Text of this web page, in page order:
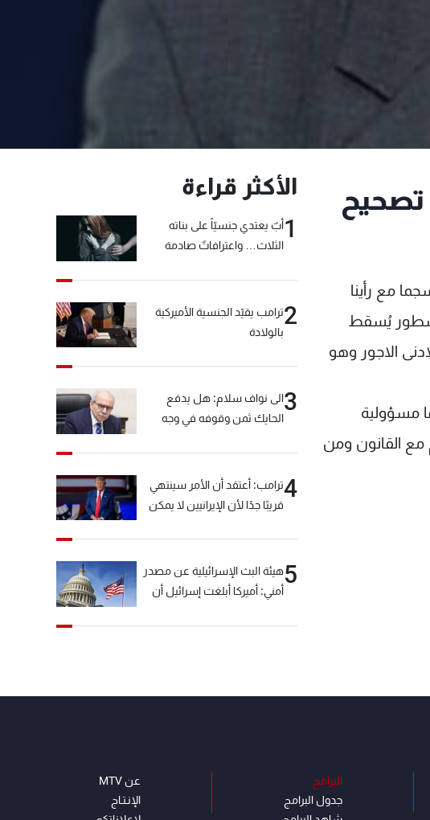
تصحيح
مع رأينا
يُسقط
الاجور وهو
مسؤولية
مع القانون ومن
الأكثر قراءة
1أبٌ يعتدي جنسيّاً على بناته
الثلاث… واعترافاتٌ صادمة
2ترامب يقيّد الجنسية الأميركية
بالولادة
3الى نواف سلام: هل يدفع
الحايك ثمن وقوفه في وجه
4ترامب: أعتقد أن الأمر سينتهي
قريبًا جدًا لأن الإيرانيين لا يمكن
5هيئة البث الإسرائيلية عن مصدر
أمني: أميركا أبلغت إسرائيل أن
البرامج
جدول البرامج
عن MTV
الإنـتـاج